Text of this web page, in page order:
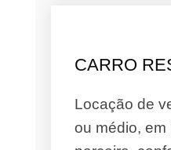
CARRO
Locação de
ou médio, em